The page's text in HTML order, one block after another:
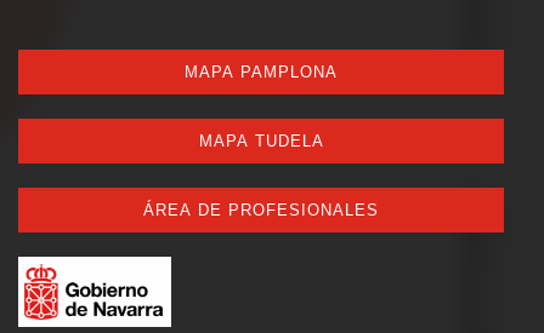
MAPA PAMPLONA
MAPA TUDELA
ÁREA DE PROFESIONALES